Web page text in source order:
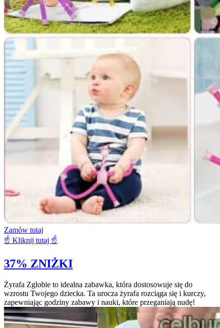
Zamów tutaj
☝️ Kliknij tutaj ☝️
37% ZNIŻKI
Żyrafa Zglobie to idealna zabawka, która dostosowuje się do
wzrostu Twojego dziecka. Ta urocza żyrafa rozciąga się i kurczy,
zapewniając godziny zabawy i nauki, które przeganiają nudę!